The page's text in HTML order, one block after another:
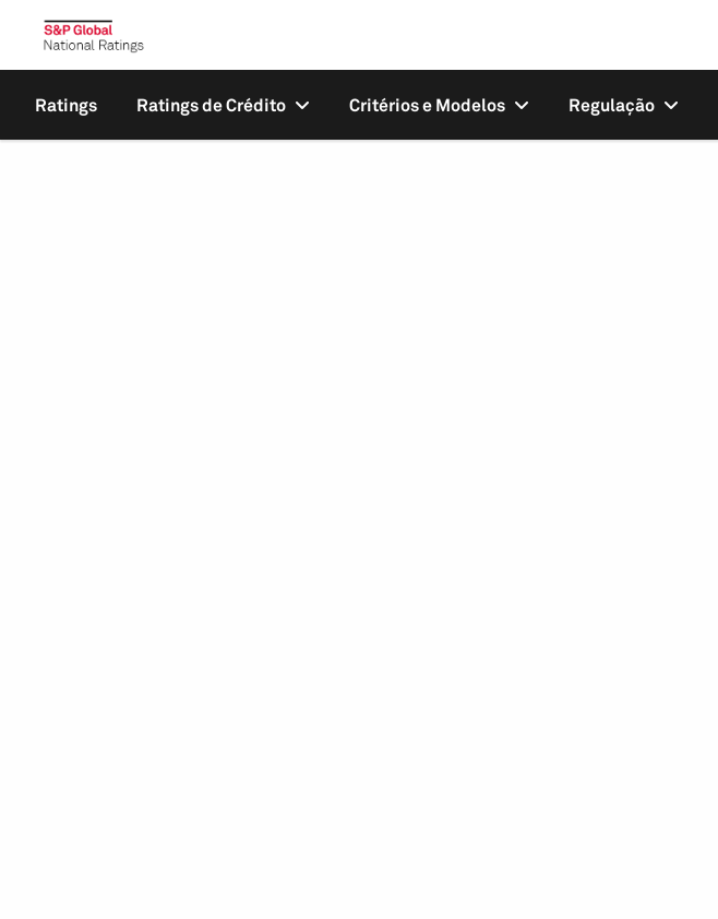
Ratings Ratings de Crédito Critérios e Modelos Regulação